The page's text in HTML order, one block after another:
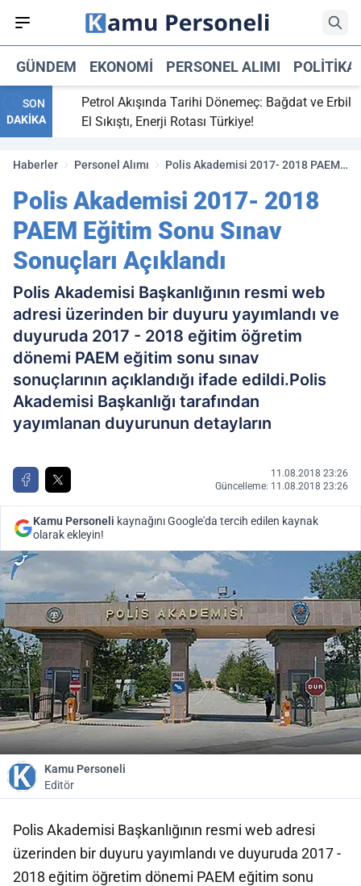
GÜNDEM EKONOMI PERSONEL ALIMI POLITIKA
SON
DAKİKA
Petrol Akışında Tarihi Dönemeç: Bağdat ve Erbil
El Sıkıştı, Enerji Rotası Türkiye!
Haberler Personel Alımı
Polis Akademisi 2017- 2018 PAEM
Açıklandı
Polis Akademisi 2017- 2018
PAEM Eğitim Sonu Sınav
Sonuçları Açıklandı
Polis Akademisi Başkanlığının resmi web
adresi üzerinden bir duyuru yayımlandı ve
duyuruda 2017 - 2018 eğitim öğretim
dönemi PAEM eğitim sonu sınav
sonuçlarının açıklandığı ifade edildi.Polis
Akademisi Başkanlığı tarafından
yayımlanan duyurunun detayların
11.08.2018 23:26
Güncelleme: 11.08.2018 23:26
Kamu Personeli kaynağını Google'da tercih edilen kaynak
olarak ekleyin!
Kamu Personeli
Editör
Polis Akademisi Başkanlığının resmi web adresi
üzerinden bir duyuru yayımlandı ve duyuruda 2017 -
2018 eğitim öğretim dönemi PAEM eğitim sonu